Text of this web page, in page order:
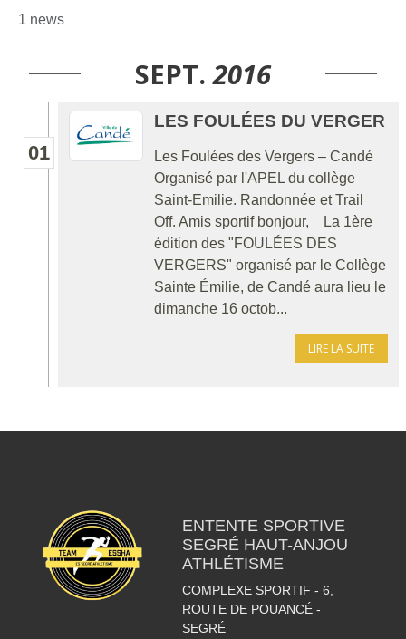
1 news
SEPT. 2016
01
LES FOULÉES DU VERGER
Les Foulées des Vergers – Candé
Organisé par l'APEL du collège
Saint-Emilie. Randonnée et Trail
Off. Amis sportif bonjour, La 1ère
édition des "FOULÉES DES
VERGERS" organisé par le Collège
Sainte Émilie, de Candé aura lieu le
dimanche 16 octob...
LIRE LA SUITE
ENTENTE SPORTIVE
SEGRÉ HAUT-ANJOU
ATHLÉTISME
COMPLEXE SPORTIF - 6,
ROUTE DE POUANCÉ -
SEGRÉ